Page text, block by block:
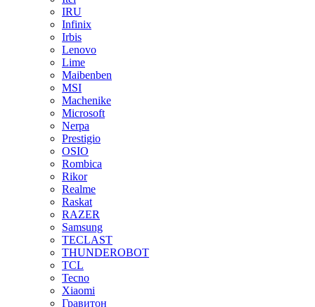
IRU
Infinix
Irbis
Lenovo
Lime
Maibenben
MSI
Machenike
Microsoft
Nerpa
Prestigio
OSIO
Rombica
Rikor
Realme
Raskat
RAZER
Samsung
TECLAST
THUNDEROBOT
TCL
Tecno
Xiaomi
Гравитон